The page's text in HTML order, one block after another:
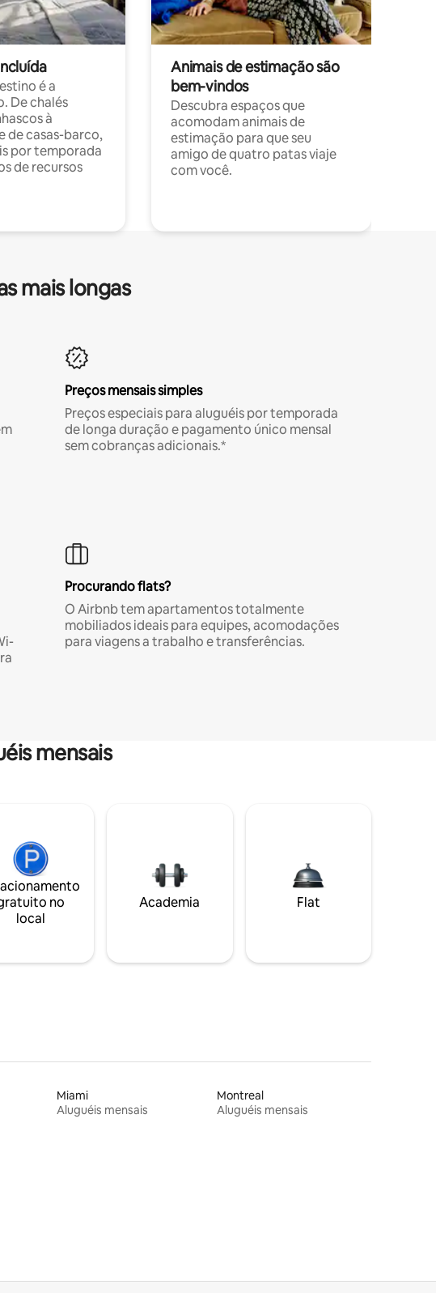
é a
De chalés
à
de casas-barco,
por temporada
de recursos
Animais de estimação são
bem-vindos
Descubra espaços que
acomodam animais de
estimação para que seu
amigo de quatro patas viaje
com você.
mais longas
Preços mensais simples
Preços especiais para aluguéis por temporada
de longa duração e pagamento único mensal
sem cobranças adicionais.*
Procurando flats?
O Airbnb tem apartamentos totalmente
mobiliados ideais para equipes, acomodações
para viagens a trabalho e transferências.
mensais
no
local
Academia Flat
Miami
Aluguéis mensais
Montreal
Aluguéis mensais